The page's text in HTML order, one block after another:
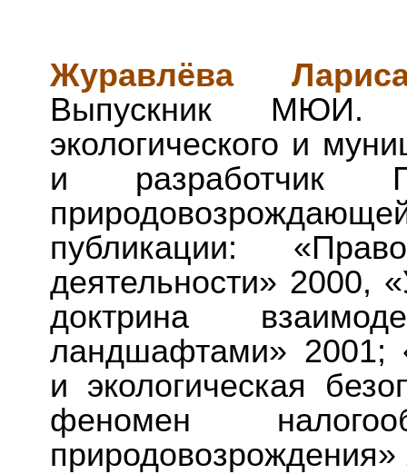
Журавлёва
Выпускник МЮИ.
экологического и
и разработчик
публикации:
деятельности» 2000,
доктрина
ландшафтами» 2001;
и экологическая
феномен
природовозрождения»